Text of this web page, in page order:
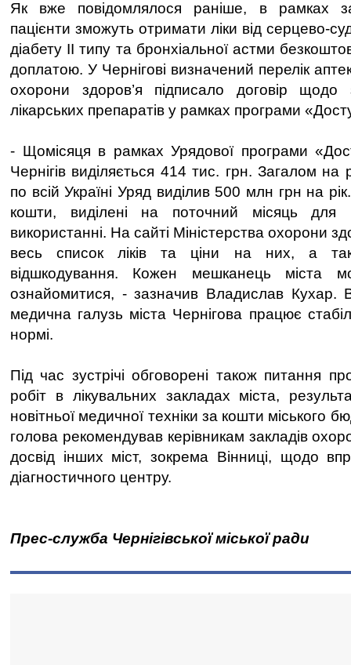
Як вже повідомлялося раніше, в рамках
пацієнти зможуть отримати ліки від серцево-
діабету ІІ типу та бронхіальної астми
доплатою. У Чернігові визначений перелік
охорони здоров’я підписало договір щодо
лікарських препаратів у рамках програми
- Щомісяця в рамках Урядової програми
Чернігів виділяється 414 тис. грн. Загалом на
по всій Україні Уряд виділив 500 млн грн на
кошти, виділені на поточний місяць для
використанні. На сайті Міністерства охорони
весь список ліків та ціни на них, а
відшкодування. Кожен мешканець міста
ознайомитися, - зазначив Владислав Кухар.
медична галузь міста Чернігова працює
нормі.
Під час зустрічі обговорені також питання
робіт в лікувальних закладах міста,
новітньої медичної техніки за кошти міського
голова рекомендував керівникам закладів
досвід інших міст, зокрема Вінниці, щодо
діагностичного центру.
Прес-служба Чернігівської міської ради